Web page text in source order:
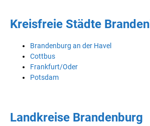
Kreisfreie Städte
Brandenburg an der Havel
Cottbus
Frankfurt/Oder
Potsdam
Landkreise Brandenburg